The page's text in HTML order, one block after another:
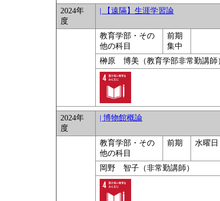
2024年
度
| 【遠隔】生涯学習論
教育学部・その
他の科目
前期
集中
榊原 博美（教育学部非常勤講師
2024年
度
| 博物館概論
教育学部・その
他の科目
前期 水曜日
岡野 智子（非常勤講師）